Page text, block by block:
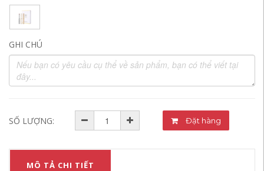
GHI CHÚ
SỐ LƯỢNG: Đặt hàng
MÔ TẢ CHI TIẾT